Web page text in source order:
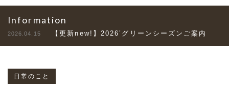
Information
2026.04.15 【更新new!】2026’グリーンシーズンご案内
日常のこと